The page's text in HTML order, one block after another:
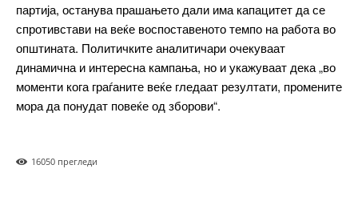
бесплатно / forever
ИЗБЕРЕТЕ ПЛАН
партија, останува прашањето дали има капацитет да се
спротивстави на веќе воспоставеното темпо на работа во
општината. Политичките аналитичари очекуваат
динамична и интересна кампања, но и укажуваат дека „во
моменти кога граѓаните веќе гледаат резултати, промените
мора да понудат повеќе од зборови“.
16050 прегледи